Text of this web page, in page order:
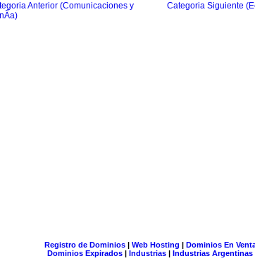
Anterior (Comunicaciones y
Categoria Siguiente
Registro de Dominios| Web Hosting | Dominios En
Dominios Expirados | Industrias | Industrias Argentinas